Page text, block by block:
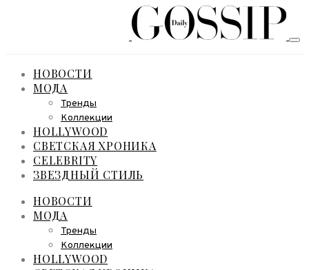
НОВОСТИ
МОДА
Тренды
Коллекции
HOLLYWOOD
СВЕТСКАЯ ХРОНИКА
CELEBRITY
ЗВЕЗДНЫЙ СТИЛЬ
НОВОСТИ
МОДА
Тренды
Коллекции
HOLLYWOOD